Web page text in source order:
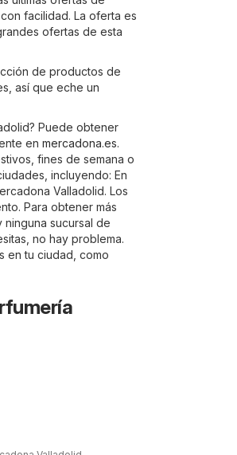
facilidad. La oferta es
ofertas de esta
de productos de
así que eche un
Puede obtener
en mercadona.es.
fines de semana o
incluyendo: En
Valladolid. Los
Para obtener más
ninguna sucursal de
no hay problema.
en tu ciudad, como